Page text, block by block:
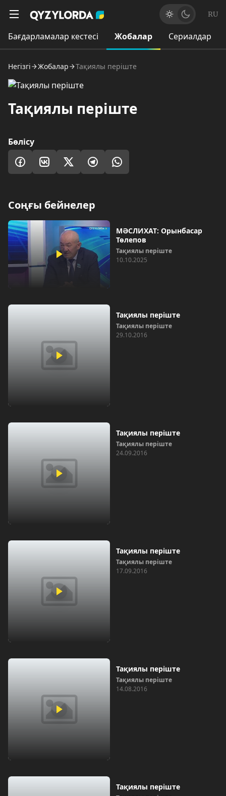
RU
Бағдарламалар кестесі Жобалар Сериалдар
Негізгі Жобалар Тақиялы періште
Тақиялы періште
Бөлісу
Соңғы бейнелер
МӘСЛИХАТ: Орынбасар
Төлепов
Тақиялы періште
10.10.2025
Тақиялы періште
Тақиялы періште
29.10.2016
Тақиялы періште
Тақиялы періште
24.09.2016
Тақиялы періште
Тақиялы періште
17.09.2016
Тақиялы періште
Тақиялы періште
14.08.2016
Тақиялы періште